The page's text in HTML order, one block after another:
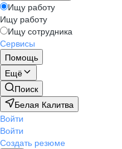
Ищу работу
Ищу работу
Ищу сотрудника
Сервисы
Помощь
Ещё
Поиск
Белая Калитва
Войти
Войти
Создать резюме